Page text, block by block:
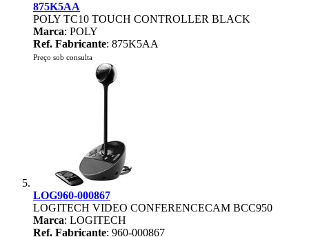
875K5AA
POLY TC10 TOUCH CONTROLLER BLACK
Marca: POLY
Ref. Fabricante: 875K5AA
Preço sob consulta
LOG960-000867
LOGITECH VIDEO CONFERENCECAM BCC950
Marca: LOGITECH
Ref. Fabricante: 960-000867